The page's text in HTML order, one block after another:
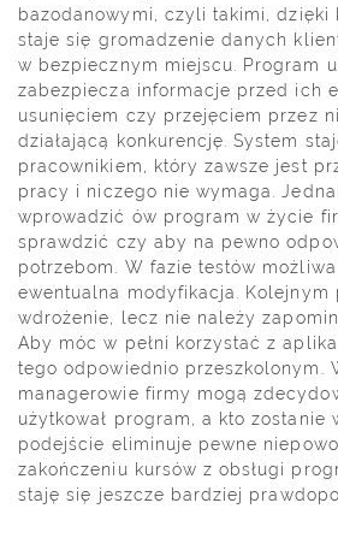
bazodanowymi, czyli takimi, dzięki
staje się gromadzenie danych
w bezpiecznym miejscu. Program
zabezpiecza informacje przed ich
usunięciem czy przejęciem przez
działającą konkurencję. System
pracownikiem, który zawsze jest
pracy i niczego nie wymaga.
wprowadzić ów program w życie
sprawdzić czy aby na pewno
potrzebom. W fazie testów
ewentualna modyfikacja. Kolejnym
wdrożenie, lecz nie należy
Aby móc w pełni korzystać z
tego odpowiednio przeszkolonym.
managerowie firmy mogą
użytkował program, a kto zostanie
podejście eliminuje pewne
zakończeniu kursów z obsługi
staję się jeszcze bardziej